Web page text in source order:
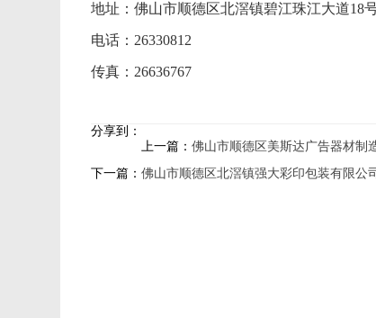
地址：佛山市顺德区北滘镇碧江珠江大道18
电话：26330812
传真：26636767
分享到：
上一篇：佛山市顺德区美斯达广告器材制
下一篇：佛山市顺德区北滘镇强大彩印包装有限公司